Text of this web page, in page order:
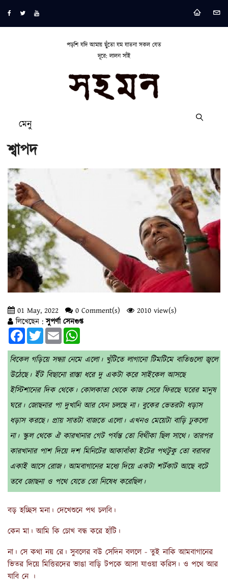
পড়শি যদি আমায় ছুঁতো যম যাতনা সকল যেত
দূরে: লালন সাঁই
মেনু
শ্বাপদ
01 May, 2022 0 Comment(s)
2010 view(s)
লিখেছেন :সুপর্ণা সেনগুপ্ত
FacebookTwitterEmail
বিকেল গড়িয়ে সন্ধ্যা নেমে এলো। খুঁটিতে লাগানো টিমটিমে বাতিগুলো জ্বলে
উঠেছে। ইঁট বিছানো রাস্তা ধরে দু একটা করে সাইকেল আসছে
ইস্টিশানের দিক থেকে। কোলকাতা থেকে কাজ সেরে ফিরছে ঘরের মানুষ
ঘরে। জোছনার পা দুখানি আর যেন চলছে না। বুকের ভেতরটা ধড়াস
ধড়াস করছে। প্রায় সাতটা বাজতে এলো। এখনও মেয়েটা বাড়ি ঢুকলো
না। স্কুল থেকে ঐ কারখানার গেট পর্যন্ত তো বিথীকা ছিল সাথে। তারপর
কারখানার পাশ দিয়ে দশ মিনিটের আকাবাঁকা ইটের পথটুকু তো বরাবর
একাই আসে রোজ। আমবাগানের মধ্যে দিয়ে একটা শর্টকাট আছে বটে
তবে জোছনা ও পথে যেতে তো নিষেধ করেছিল।
বড় হচ্ছিস মনা। দেখেশুনে পথ চলবি।
কেন মা। আমি কি চোখ বন্ধ করে হাঁটি।
না। সে কথা নয় রে। সুবলের বউ সেদিন বললে - তুই নাকি আমবাগানের
ভিতর দিয়ে মিত্তিরদের ভাঙা বাড়ি টপকে আসা যাওয়া করিস। ও পথে আর
যাবি নে ।